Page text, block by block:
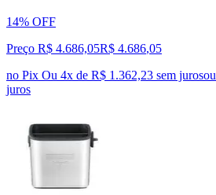
14% OFF
Preço R$ 4.686,05R$ 4.686,05
no Pix Ou 4x de R$ 1.362,23 sem jurosou
juros